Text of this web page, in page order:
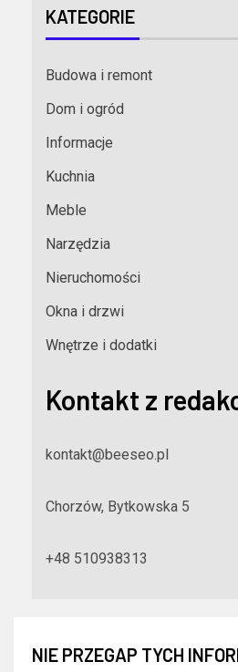
KATEGORIE
Budowa i remont
Dom i ogród
Informacje
Kuchnia
Meble
Narzędzia
Nieruchomości
Okna i drzwi
Wnętrze i dodatki
Kontakt z
kontakt@beeseo.pl
Chorzów, Bytkowska 5
+48 510938313
NIE PRZEGAP TYCH